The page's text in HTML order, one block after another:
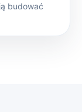
budować